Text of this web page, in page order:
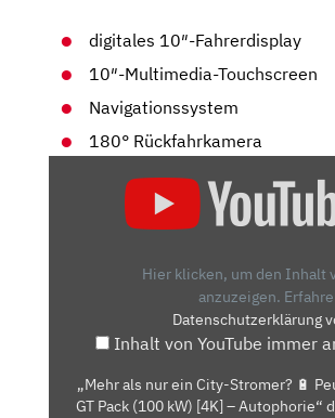
digitales 10″-Fahrerdisplay
10″-Multimedia-Touchscreen
Navigationssystem
180° Rückfahrkamera
PEUGEOT
208
Hier klicken, um den Inhalt
anzuzeigen.
Datenschutzerklärung
Inhalt von YouTube immer
„Mehr als nur ein City-Stromer? 🔋
GT Pack (100 kW) [4K] – Autophorie“